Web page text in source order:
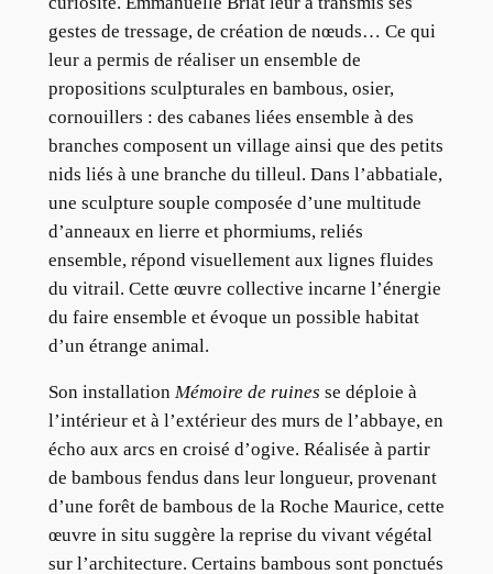
gestes de tressage, de création de nœuds… Ce qui
leur a permis de réaliser un ensemble de
propositions sculpturales en bambous, osier,
cornouillers : des cabanes liées ensemble à des
branches composent un village ainsi que des petits
nids liés à une branche du tilleul. Dans l’abbatiale,
une sculpture souple composée d’une multitude
d’anneaux en lierre et phormiums, reliés
ensemble, répond visuellement aux lignes fluides
du vitrail. Cette œuvre collective incarne l’énergie
du faire ensemble et évoque un possible habitat
d’un étrange animal.
Son installation Mémoire de ruines se déploie à
l’intérieur et à l’extérieur des murs de l’abbaye, en
écho aux arcs en croisé d’ogive. Réalisée à partir
de bambous fendus dans leur longueur, provenant
d’une forêt de bambous de la Roche Maurice, cette
œuvre in situ suggère la reprise du vivant végétal
sur l’architecture. Certains bambous sont ponctués